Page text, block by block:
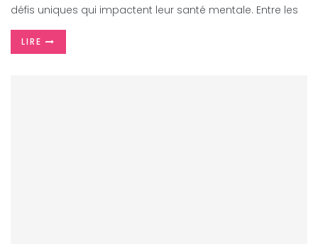
défis uniques qui impactent leur santé mentale. Entre les
LIRE